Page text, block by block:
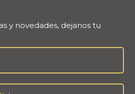
y novedades, dejanos tu